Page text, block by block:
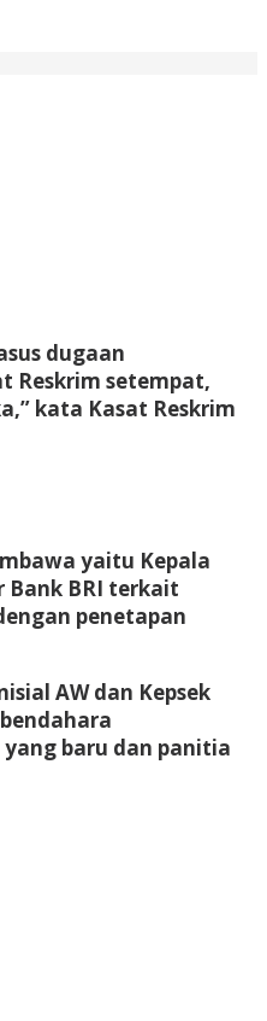
dugaan
Reskrim setempat,
kata Kasat Reskrim
yaitu Kepala
Bank BRI terkait
penetapan
AW dan Kepsek
baru dan panitia